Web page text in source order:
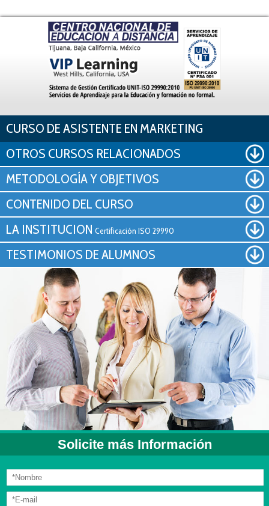
Pasar al contenido principal
CURSO DE ASISTENTE EN MARKETING
OTROS CURSOS RELACIONADOS
METODOLOGÍA Y OBJETIVOS
CONTENIDO DEL CURSO
LA INSTITUCION Certificación ISO 29990
TESTIMONIOS DE ALUMNOS
Solicite más Información